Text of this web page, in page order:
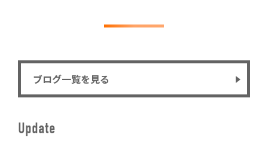
ブログ一覧を見る
Update